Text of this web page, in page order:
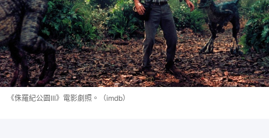
《侏羅紀公園III》電影劇照。（imdb）